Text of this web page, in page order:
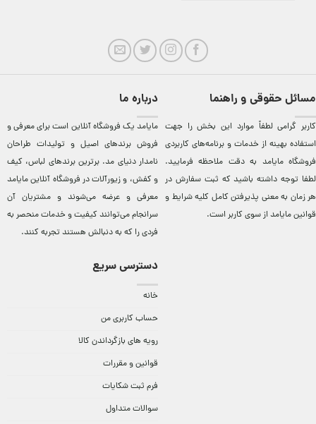
مسائل حقوقی و راهنما
کاربر گرامی لطفاً موارد این بخش را جهت
استفاده بهینه از خدمات و برنامه‌‏های کاربردی
فروشگاه مایامد به دقت ملاحظه فرمایید.
لطفا توجه داشته باشید که ثبت سفارش در
هر زمان به معنی پذیرفتن کامل کلیهشرایط و
قوانین مایامداز سوی کاربر است.
درباره ما
مایامد يک فروشگاه آنلاين است برای معرفی و
فروش برندهای اصيل و توليدات طراحان
نامدار دنيای مد. برترين‌ برندهای لباس، کيف
و کفش، و زيورآلات در فروشگاه آنلاين مایامد
معرفی و عرضه می‌شوند و مشتريان آن
سرانجام می‌توانند کيفيت و خدمات منحصر به
فردی را که به دنبالش هستند تجربه کنند.
دسترسی سریع
خانه
حساب کاربری من
رویه های بازگرداندن کالا
قوانین و مقررات
فرم ثبت شکایات
سوالات متداول